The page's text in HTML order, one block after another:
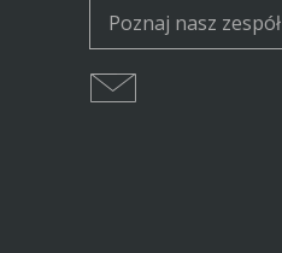
Poznaj nasz zespół